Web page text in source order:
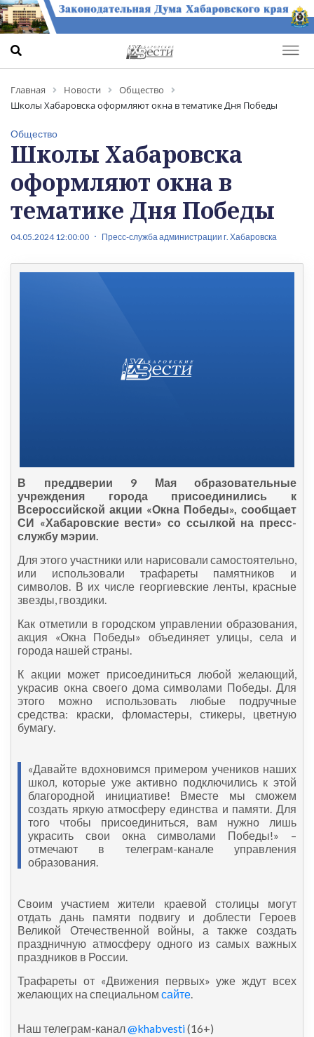
Главная Новости
Общество
Школы Хабаровска оформляют окна в тематике Дня Победы
Общество
Школы Хабаровска
оформляют окна в
тематике Дня Победы
04.05.2024 12:00:00 Пресс-служба администрации г. Хабаровска
В преддверии 9 Мая образовательные
учреждения города присоединились к
Всероссийской акции «Окна Победы», сообщает
СИ «Хабаровские вести» со ссылкой на пресс-
службу мэрии.
Для этого участники или нарисовали самостоятельно,
или использовали трафареты памятников и
символов. В их числе георгиевские ленты, красные
звезды, гвоздики.
Как отметили в городском управлении образования,
акция «Окна Победы» объединяет улицы, села и
города нашей страны.
К акции может присоединиться любой желающий,
украсив окна своего дома символами Победы. Для
этого можно использовать любые подручные
средства: краски, фломастеры, стикеры, цветную
бумагу.
«Давайте вдохновимся примером учеников наших
школ, которые уже активно подключились к этой
благородной инициативе! Вместе мы сможем
создать яркую атмосферу единства и памяти. Для
того чтобы присоединиться, вам нужно лишь
украсить свои окна символами Победы!» –
отмечают в телеграм-канале управления
образования.
Своим участием жители краевой столицы могут
отдать дань памяти подвигу и доблести Героев
Великой Отечественной войны, а также создать
праздничную атмосферу одного из самых важных
праздников в России.
Трафареты от «Движения первых» уже ждут всех
желающих на специальном сайте.
Наш телеграм-канал@khabvesti(16+)